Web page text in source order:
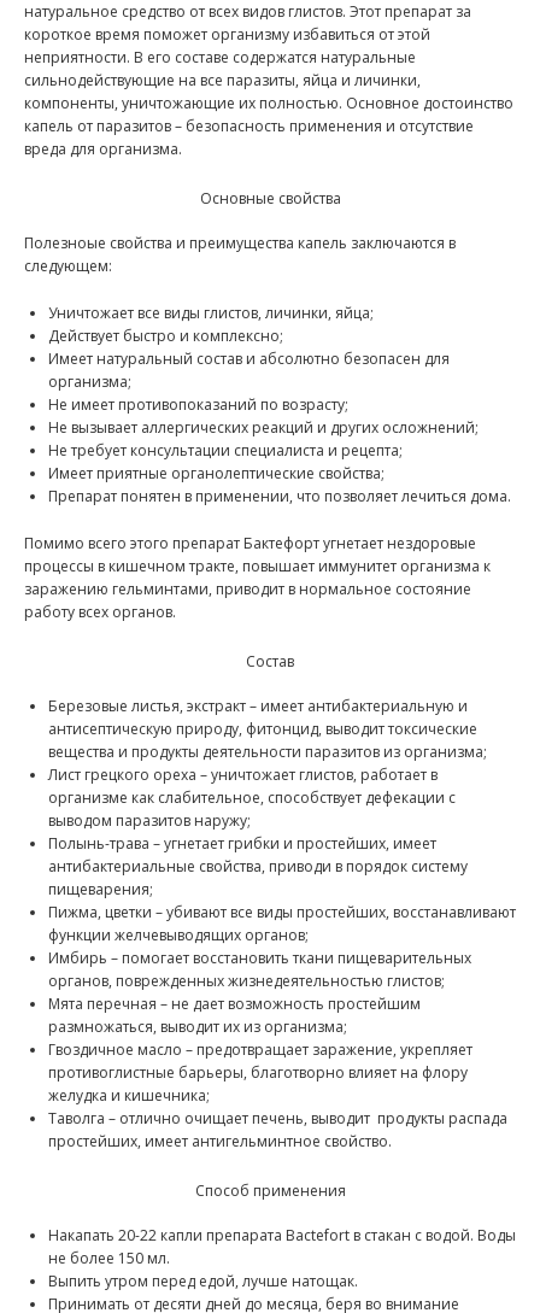
натуральное средство от всех видов глистов. Этот препарат за
короткое время поможет организму избавиться от этой
неприятности. В его составе содержатся натуральные
сильнодействующие на все паразиты, яйца и личинки,
компоненты, уничтожающие их полностью. Основное достоинство
капель от паразитов – безопасность применения и отсутствие
вреда для организма.
Основные свойства
Полезноые свойства и преимущества капель заключаются в
следующем:
Уничтожает все виды глистов, личинки, яйца;
Действует быстро и комплексно;
Имеет натуральный состав и абсолютно безопасен для
организма;
Не имеет противопоказаний по возрасту;
Не вызывает аллергических реакций и других осложнений;
Не требует консультации специалиста и рецепта;
Имеет приятные органолептические свойства;
Препарат понятен в применении, что позволяет лечиться дома.
Помимо всего этого препарат Бактефорт угнетает нездоровые
процессы в кишечном тракте, повышает иммунитет организма к
заражению гельминтами, приводит в нормальное состояние
работу всех органов.
Состав
Березовые листья, экстракт – имеет антибактериальную и
антисептическую природу, фитонцид, выводит токсические
вещества и продукты деятельности паразитов из организма;
Лист грецкого ореха – уничтожает глистов, работает в
организме как слабительное, способствует дефекации с
выводом паразитов наружу;
Полынь-трава – угнетает грибки и простейших, имеет
антибактериальные свойства, приводи в порядок систему
пищеварения;
Пижма, цветки – убивают все виды простейших, восстанавливают
функции желчевыводящих органов;
Имбирь – помогает восстановить ткани пищеварительных
органов, поврежденных жизнедеятельностью глистов;
Мята перечная – не дает возможность простейшим
размножаться, выводит их из организма;
Гвоздичное масло – предотвращает заражение, укрепляет
противоглистные барьеры, благотворно влияет на флору
желудка и кишечника;
Таволга – отлично очищает печень, выводит продукты распада
простейших, имеет антигельминтное свойство.
Способ применения
Накапать 20-22 капли препарата Bactefort в стакан с водой. Воды
не более 150 мл.
Выпить утром перед едой, лучше натощак.
Принимать от десяти дней до месяца, беря во внимание